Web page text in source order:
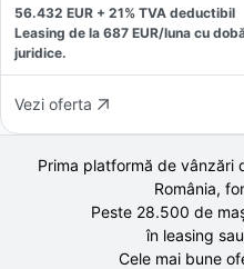
56.432 EUR + 21% TVA deductibil
Leasing de la 687 EUR/luna cu
juridice.
Vezi oferta
Prima platformă de vânzări
România,
Peste 28.500 de
în leasing
Cele mai bune